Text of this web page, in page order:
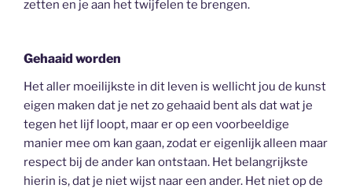
zetten en je aan het twijfelen te brengen.
Gehaaid worden
Het aller moeilijkste in dit leven is wellicht jou de kunst
eigen maken dat je net zo gehaaid bent als dat wat je
tegen het lijf loopt, maar er op een voorbeeldige
manier mee om kan gaan, zodat er eigenlijk alleen maar
respect bij de ander kan ontstaan. Het belangrijkste
hierin is, dat je niet wijst naar een ander. Het niet op de